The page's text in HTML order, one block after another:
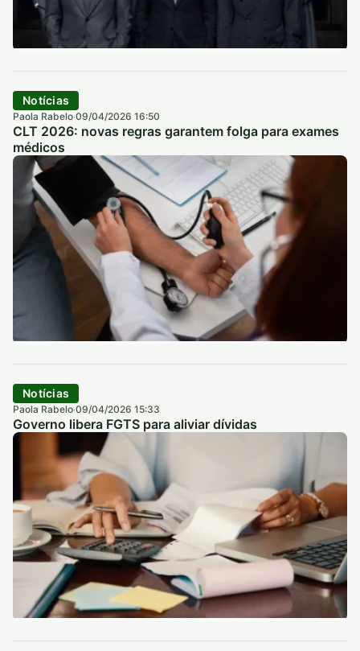
Notícias
Paola Rabelo·09/04/2026 16:50
CLT 2026: novas regras garantem folga para exames
médicos
Notícias
Paola Rabelo·09/04/2026 15:33
Governo libera FGTS para aliviar dívidas